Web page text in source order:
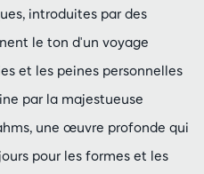
introduites par des
le ton d'un voyage
et les peines personnelles
par la majestueuse
une œuvre profonde qui
pour les formes et les